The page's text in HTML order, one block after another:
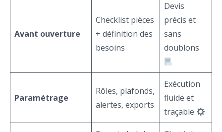
Avant ouverture
Checklist pièces
+ définition des
besoins
Devis
précis et
sans
doublons
Paramétrage
Rôles, plafonds,
alertes, exports
Exécution
fluide et
traçable